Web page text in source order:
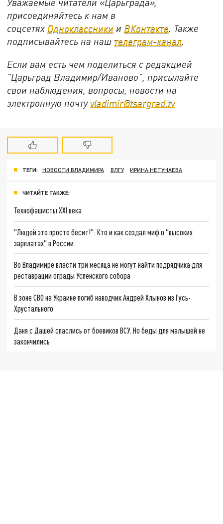
присоединяйтесь к нам в
соцсетях Одноклассники и ВКонтакте. Также
подписывайтесь на наш телеграм-канал.
Если вам есть чем поделиться с редакцией
"Царьград Владимир/Иваново", присылайте
свои наблюдения, вопросы, новости на
электронную почту vladimir@tsargrad.tv
ТЕГИ: НОВОСТИ ВЛАДИМИРА ВЛГУ ИРИНА НЕТУНАЕВА
ЧИТАЙТЕ ТАКЖЕ:
Технофашисты XXI века
"Людей это просто бесит!": Кто и как создал миф о "высоких
зарплатах" в России
Во Владимире власти три месяца не могут найти подрядчика для
реставрации ограды Успенского собора
В зоне СВО на Украине погиб наводчик Андрей Хлынов из Гусь-
Хрустального
Даня с Дашей спаслись от боевиков ВСУ. Но беды для малышей не
закончились